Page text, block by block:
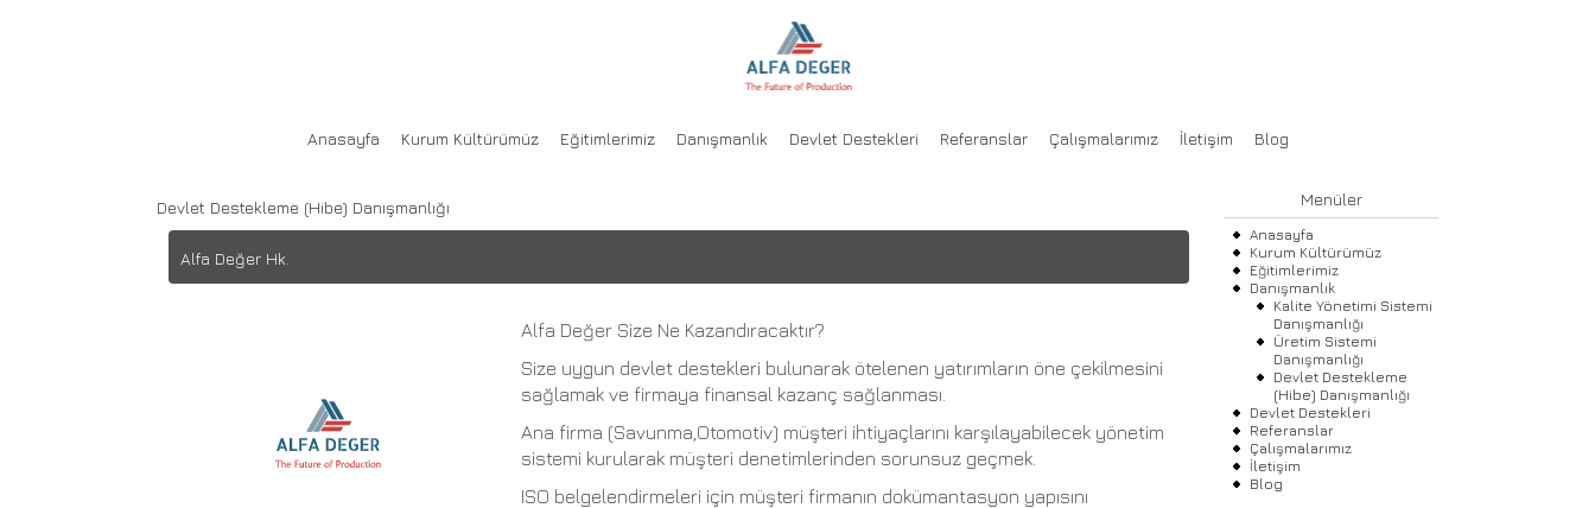
Anasayfa Kurum Kültürümüz Eğitimlerimiz Danışmanlık Devlet Destekleri Referanslar Çalışmalarımız İletişim Blog
Devlet Destekleme (Hibe) Danışmanlığı
Alfa Değer Hk.
Alfa Değer Size Ne Kazandıracaktır?
Size uygun devlet destekleri bulunarak ötelenen yatırımların öne çekilmesini
sağlamak ve firmaya finansal kazanç sağlanması.
Ana firma (Savunma,Otomotiv) müşteri ihtiyaçlarını karşılayabilecek yönetim
sistemi kurularak müşteri denetimlerinden sorunsuz geçmek.
ISO belgelendirmeleri için müşteri firmanın dokümantasyon yapısını
Menüler
Anasayfa
Kurum Kültürümüz
Eğitimlerimiz
Danışmanlık
Kalite Yönetimi Sistemi
Danışmanlığı
Üretim Sistemi
Danışmanlığı
Devlet Destekleme
(Hibe) Danışmanlığı
Devlet Destekleri
Referanslar
Çalışmalarımız
İletişim
Blog